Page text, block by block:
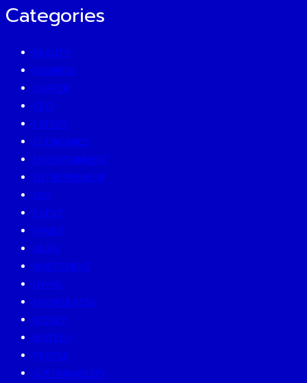
Categories
BEAUTY
BUSINESS
CAREER
CEO
EATERY
ECONOMICS
ENTERTAINMENT
ENTREPRENEUR
ESG
EVENT
FAMILY
GURU
INVESTMENT
LIVING
MINDFULNESS
MONEY
MUTELU
PEOPLE
SUSTAINABILITY